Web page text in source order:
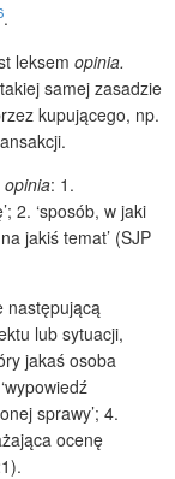
.
leksem opinia.
samej zasadzie
kupującego, np.
opinia: 1.
2. ‘sposób, w jaki
jakiś temat’ (SJP
następującą
lub sytuacji,
jakaś osoba
sprawy’; 4.
ocenę